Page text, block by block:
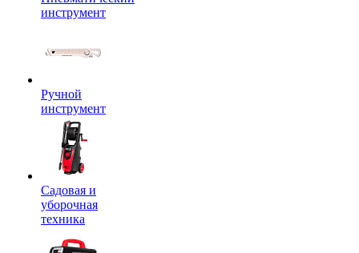
инструмент
Ручной
инструмент
Садовая и
уборочная
техника